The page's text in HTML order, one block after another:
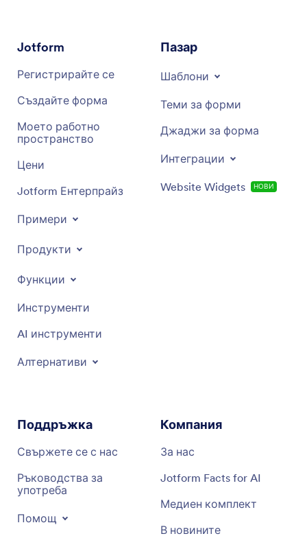
Jotform
Регистрирайте се
Създайте форма
Моето работно
пространство
Цени
Jotform Ентерпрайз
Примери
Продукти
Функции
Инструменти
AI инструменти
Алтернативи
Пазар
Шаблони
Теми за форми
Джаджи за форма
Интеграции
Website Widgets НОВИ
Поддръжка
Свържете се с нас
Ръководства за
употреба
Помощ
Компания
За нас
Jotform Facts for AI
Медиен комплект
В новините